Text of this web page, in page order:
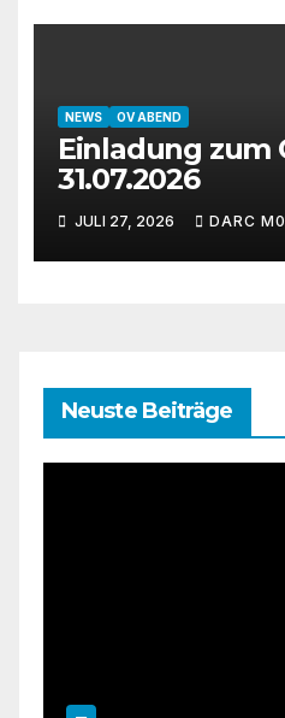
NEWS OV ABEND
Einladung zum
31.07.2026
JULI 27, 2026 DARC
Neuste Beiträge